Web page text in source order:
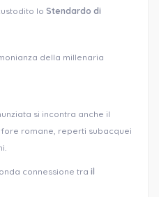
lo Stendardo di
della millenaria
si incontra anche il
romane, reperti subacquei
connessione tra il